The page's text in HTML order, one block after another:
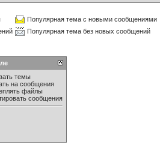
Популярная тема с новыми сообщениями
Популярная тема без новых сообщений
темы
на сообщения
файлы
сообщения